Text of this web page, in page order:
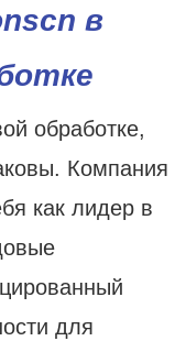
в
обработке,
Компания
как лидер в
для